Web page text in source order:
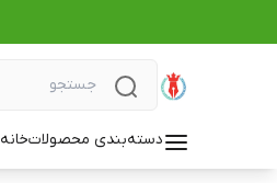
دسته‌بندی محصولاتخانه